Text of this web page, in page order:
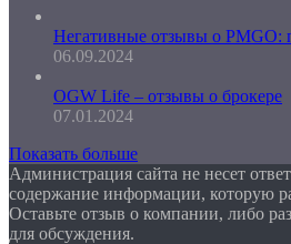
Негативные отзывы о PMGO:
06.09.2024
OGW Life – отзывы о брокере
07.01.2024
Показать больше
Администрация сайта не несет
содержание информации, которую
Оставьте отзыв о компании, либо
для обсуждения.